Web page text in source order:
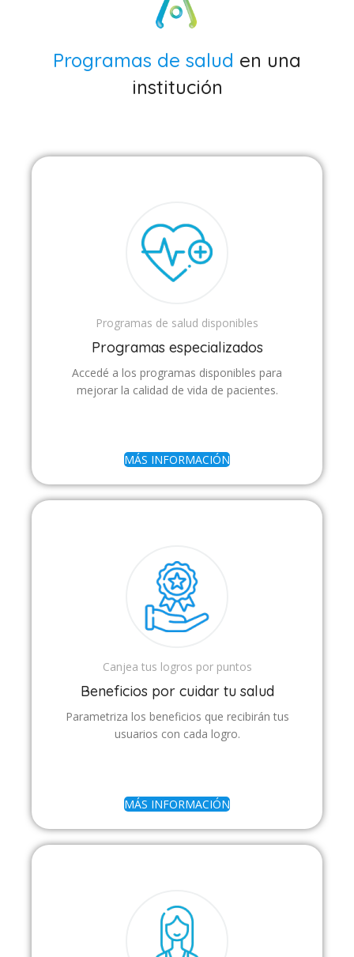
Programas de salud en una
institución
Programas de salud disponibles
Programas especializados
Accedé a los programas disponibles para
mejorar la calidad de vida de pacientes.
MÁS INFORMACIÓN
Canjea tus logros por puntos
Beneficios por cuidar tu salud
Parametriza los beneficios que recibirán tus
usuarios con cada logro.
MÁS INFORMACIÓN